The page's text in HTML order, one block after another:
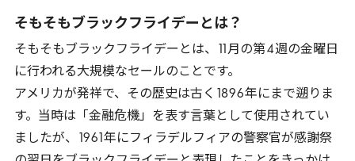
そもそもブラックフライデーとは？
そもそもブラックフライデーとは、 月の第4週の金曜日
に行われる大規模なセールのことです。
アメリカが発祥で、その歴史は古く
1896年にまで遡りま
す。当時は「金融危機」を表す言葉として使用されてい
ましたが、
1961 年にフィラデルフィアの警察官が感謝祭